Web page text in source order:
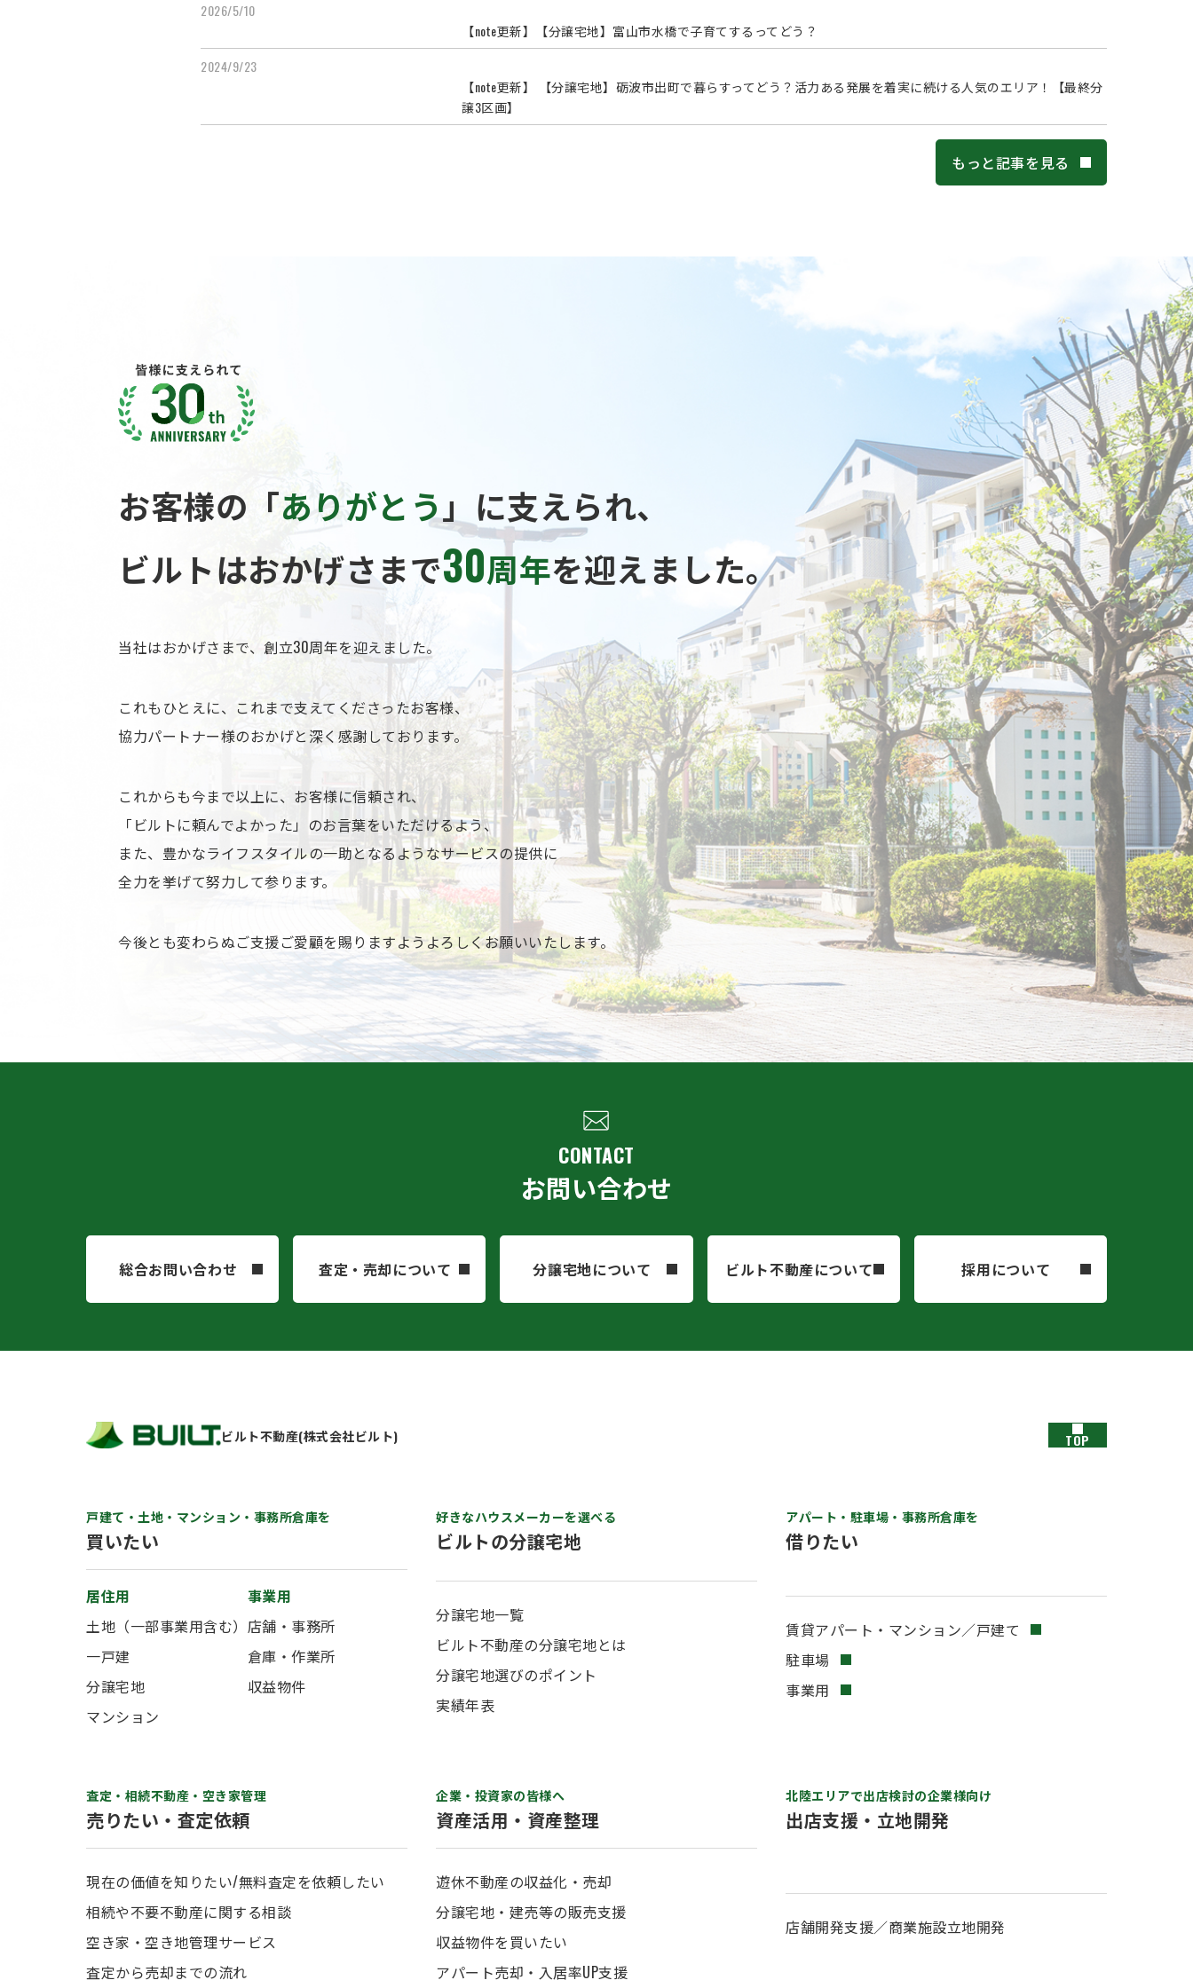
2026/5/10
【note更新】【分譲宅地】富山市水橋で子育てするってどう？
2024/9/23
【note更新】 【分譲宅地】砺波市出町で暮らすってどう？活力ある発展を着実に続ける人気のエリア！【最終分
譲3区画】
もっと記事を見る
お客様の「ありがとう 」に支えられ、
ビルトはおかげさまで30周年を迎えました。
当社はおかげさまで、創立30周年を迎えました。
これもひとえに、これまで支えてくださったお客様、
協力パートナー様のおかげと深く感謝しております。
これからも今まで以上に、お客様に信頼され、
「ビルトに頼んでよかった」のお言葉をいただけるよう、
また、豊かなライフスタイルの一助となるようなサービスの提供に
全力を挙げて努力して参ります。
今後とも変わらぬご支援ご愛顧を賜りますようよろしくお願いいたします。
CONTACT
お問い合わせ
総合お問い合わせ 査定・売却について 分譲宅地について ビルト不動産について 採用について
ビルト不動産(株式会社ビルト) TOP
戸建て・土地・マンション・事務所倉庫を
買いたい
居住用
土地（一部事業用含む）
一戸建
分譲宅地
マンション
事業用
店舗・事務所
倉庫・作業所
収益物件
好きなハウスメーカーを選べる
ビルトの分譲宅地
分譲宅地一覧
ビルト不動産の分譲宅地とは
分譲宅地選びのポイント
実績年表
アパート・駐車場・事務所倉庫を
借りたい
賃貸アパート・マンション／戸建て
駐車場
事業用
査定・相続不動産・空き家管理
売りたい・査定依頼
現在の価値を知りたい/無料査定を依頼したい
相続や不要不動産に関する相談
空き家・空き地管理サービス
査定から売却までの流れ
企業・投資家の皆様へ
資産活用・資産整理
遊休不動産の収益化・売却
分譲宅地・建売等の販売支援
収益物件を買いたい
アパート売却・入居率UP支援
北陸エリアで出店検討の企業様向け
出店支援・立地開発
店舗開発支援／商業施設立地開発